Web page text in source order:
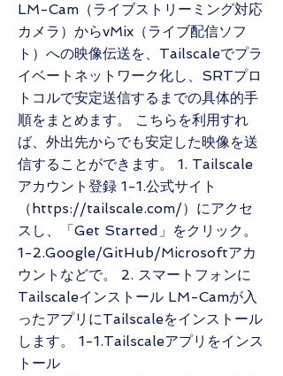
LM-Cam（ライブストリーミング対応
カメラ）からvMix（ライブ配信ソフ
ト）への映像伝送を、Tailscaleでプラ
イベートネットワーク化し、SRTプロ
トコルで安定送信するまでの具体的手
順をまとめます。 こちらを利用すれ
ば、外出先からでも安定した映像を送
信することができます。 1. Tailscale
アカウント登録 1-1.公式サイト
（https://tailscale.com/）にアクセ
スし、「Get Started」をクリック。
1-2.Google/GitHub/Microsoftアカ
ウントなどで。 2. スマートフォンに
Tailscaleインストール LM-Camが入
ったアプリにTailscaleをインストール
します。 1-1.Tailscaleアプリをインス
トール